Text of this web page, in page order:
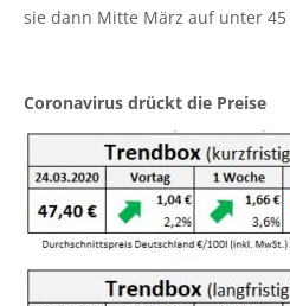
sie dann Mitte März auf unter 45
Coronavirus drückt die Preise